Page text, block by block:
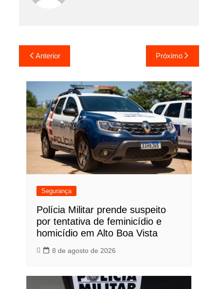
Navegação
de
Post
Anterior Próximo
Segurança
Polícia Militar prende suspeito
por tentativa de feminicídio e
homicídio em Alto Boa Vista
8 de agosto de 2026